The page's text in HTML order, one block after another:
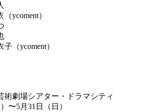
ycoment）
（ycoment）
術劇場シアター・ドラマシティ
〜5月31日（日）